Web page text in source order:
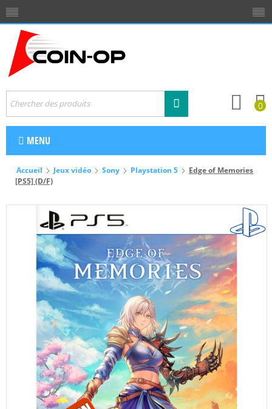
0
MENU
Accueil Jeux vidéo Sony Playstation 5
Edge of Memories
[PS5] (D/F)